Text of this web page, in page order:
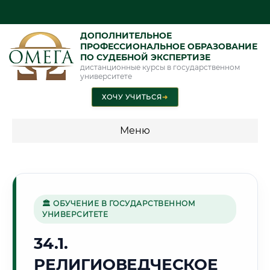
ДОПОЛНИТЕЛЬНОЕ
ПРОФЕССИОНАЛЬНОЕ ОБРАЗОВАНИЕ
ПО СУДЕБНОЙ ЭКСПЕРТИЗЕ
дистанционные курсы в государственном
университете
ХОЧУ УЧИТЬСЯ➜
Меню
специальности"
Стоимость по программам обучения "Судебная экспертиза"
Стоимость по программам обучения "Экспертиза"
🏛 ОБУЧЕНИЕ В ГОСУДАРСТВЕННОМ
УНИВЕРСИТЕТЕ
34.1.
РЕЛИГИОВЕДЧЕСКОЕ